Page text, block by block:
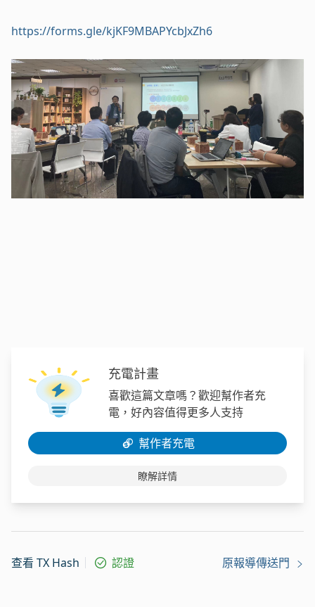
https://forms.gle/kjKF9MBAPYcbJxZh6
充電計畫
喜歡這篇文章嗎？歡迎幫作者充
電，好內容值得更多人支持
幫作者充電
瞭解詳情
查看 TX Hash 認證 原報導傳送門